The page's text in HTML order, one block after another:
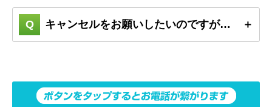
キャンセルをお願いしたいのですが…